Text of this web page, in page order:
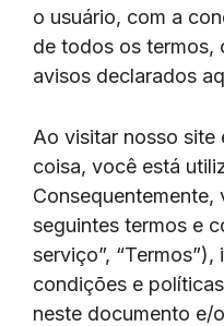
o usuário, com a
de todos os termos,
avisos declarados
Ao visitar nosso site
coisa, você está
seguintes termos e
serviço”,
condições e
neste documento e/